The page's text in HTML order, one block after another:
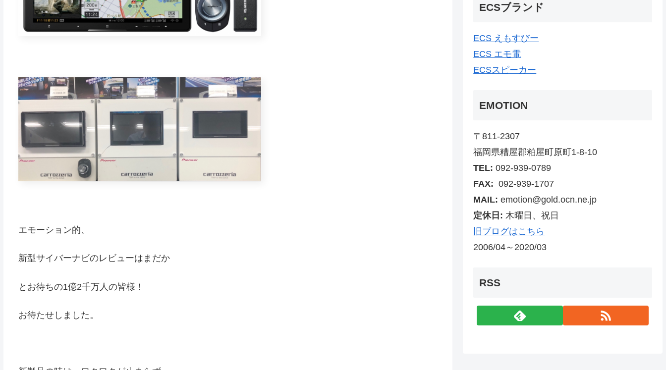
エモーション的、
新型サイバーナビのレビューはまだか
とお待ちの1億2千万人の皆様！
お待たせしました。
ECSブランド
ECS えもすびー
ECS エモ電
ECSスピーカー
EMOTION
〒811-2307
福岡県糟屋郡粕屋町原町1-8-10
TEL:092-939-0789
FAX: 092-939-1707
MAIL:emotion@gold.ocn.ne.jp
定休日:木曜日、祝日
旧ブログはこちら
2006/04～2020/03
RSS